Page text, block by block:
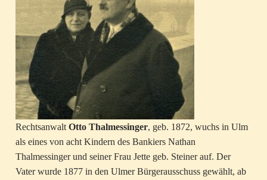
Rechtsanwalt Otto Thalmessinger, geb. 1872, wuchs in Ulm
als eines von acht Kindern des Bankiers Nathan
Thalmessinger und seiner Frau Jette geb. Steiner auf. Der
Vater wurde 1877 in den Ulmer Bürgerausschuss gewählt, ab